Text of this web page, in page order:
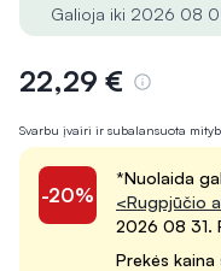
Svarbu įvairi ir subalansuota
-20%
*Nuolaida
<Rugpjūčio
2026 08 31.
Prekės
Galioja iki 2026 08
22,29 €